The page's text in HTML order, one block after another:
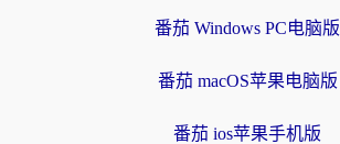
番茄 Windows PC电脑版
番茄 macOS苹果电脑版
番茄 ios苹果手机版